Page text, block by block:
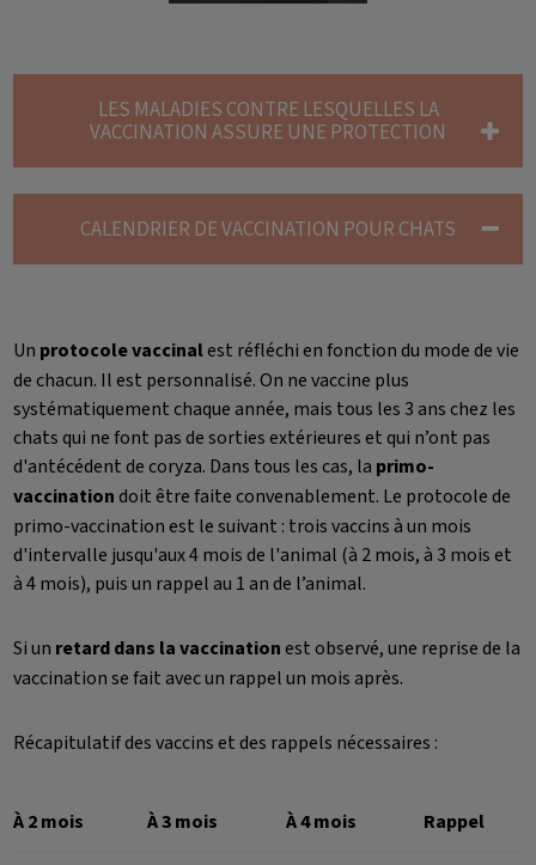
LES MALADIES CONTRE LESQUELLES LA
VACCINATION ASSURE UNE PROTECTION
CALENDRIER DE VACCINATION POUR CHATS
Un protocole vaccinalest réfléchi en fonction du mode de vie
de chacun. Il est personnalisé. On ne vaccine plus
systématiquement chaque année, mais tous les 3 ans chez les
chats qui ne font pas de sorties extérieures et qui n’ont pas
d'antécédent de coryza. Dans tous les cas, la primo-
vaccination doit être faite convenablement. Le protocole de
primo-vaccination est le suivant : trois vaccins à un mois
d'intervalle jusqu'aux 4 mois de l'animal (à 2 mois, à 3 mois et
à 4 mois), puis un rappel au 1 an de l’animal.
Si un retard dans la vaccination est observé, une reprise de la
vaccination se fait avec un rappel un mois après.
Récapitulatif des vaccins et des rappels nécessaires :
À 2 mois À 3 mois À 4 mois Rappel